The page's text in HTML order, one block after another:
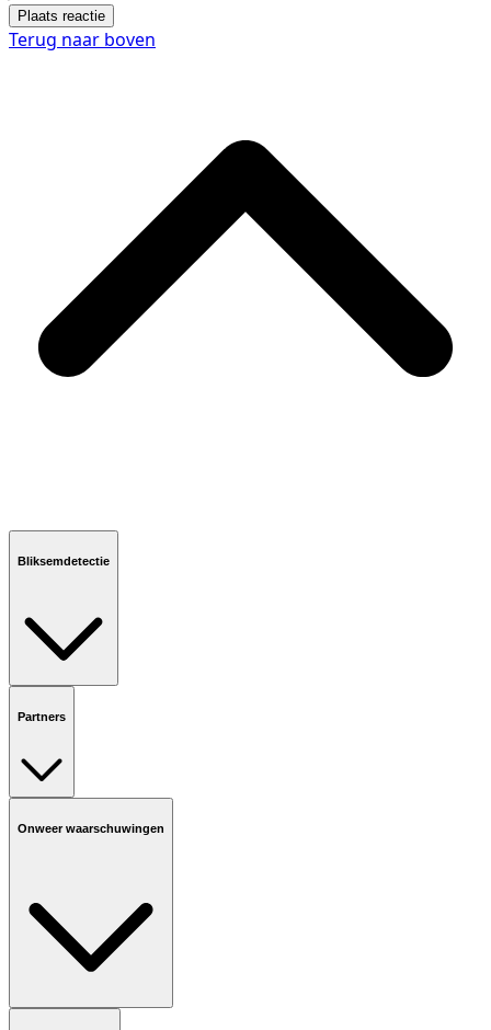
Plaats reactie
Terug naar boven
Bliksemdetectie
Partners
Onweer waarschuwingen